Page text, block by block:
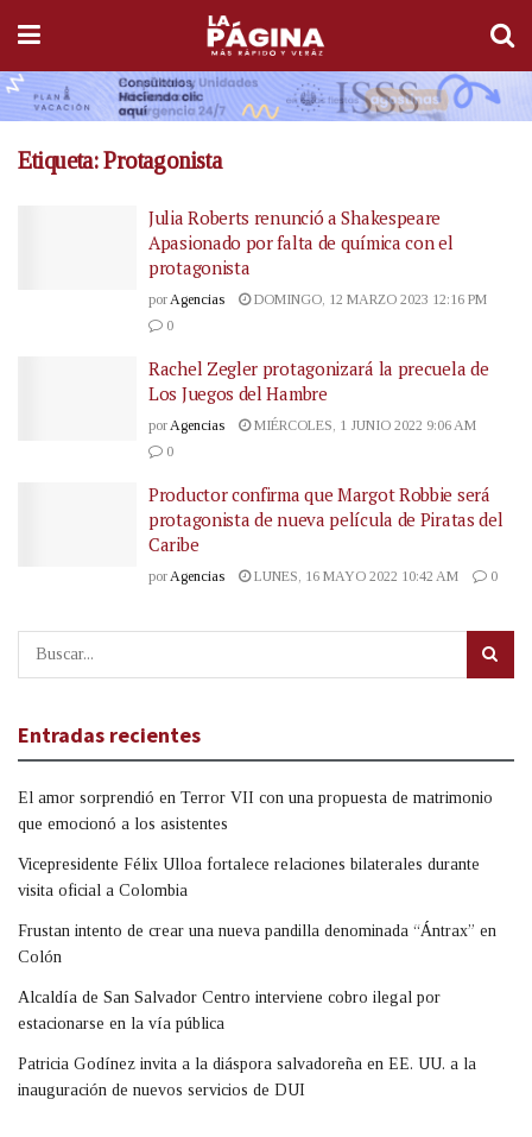
Etiqueta:Protagonista
Julia Roberts renunció a Shakespeare
Apasionado por falta de química con el
protagonista
por Agencias
DOMINGO, 12 MARZO 2023 12:16 PM
0
Rachel Zegler protagonizará la precuela de
Los Juegos del Hambre
por Agencias
MIÉRCOLES, 1 JUNIO 2022 9:06 AM
0
Productor confirma que Margot Robbie será
protagonista de nueva película de Piratas del
Caribe
por Agencias LUNES, 16 MAYO 2022 10:42 AM 0
Entradas recientes
El amor sorprendió en Terror VII con una propuesta de matrimonio
que emocionó a los asistentes
Vicepresidente Félix Ulloa fortalece relaciones bilaterales durante
visita oficial a Colombia
Frustan intento de crear una nueva pandilla denominada “Ántrax” en
Colón
Alcaldía de San Salvador Centro interviene cobro ilegal por
estacionarse en la vía pública
Patricia Godínez invita a la diáspora salvadoreña en EE. UU. a la
inauguración de nuevos servicios de DUI